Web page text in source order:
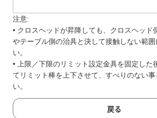
注意:
• クロスヘッドが昇降しても、クロスヘッド
やテーブル側の治具と決して接触しない範囲
い。
• 上限／下限のリミット設定金具を固定した
てリミット棒を上下させて、すべりのない事
い。
戻る